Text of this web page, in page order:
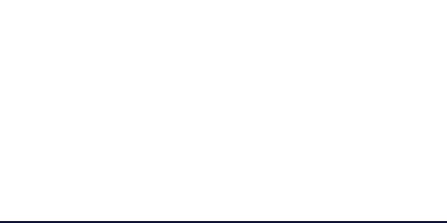
تأمین سوئیچ‌ها، کلیه متعلقات استاندارد موردنیاز برای نصب و کشش یکنواخت طناب را نیز عرضه
مشکل کار کند.
برای طول‌های مختلف نوار